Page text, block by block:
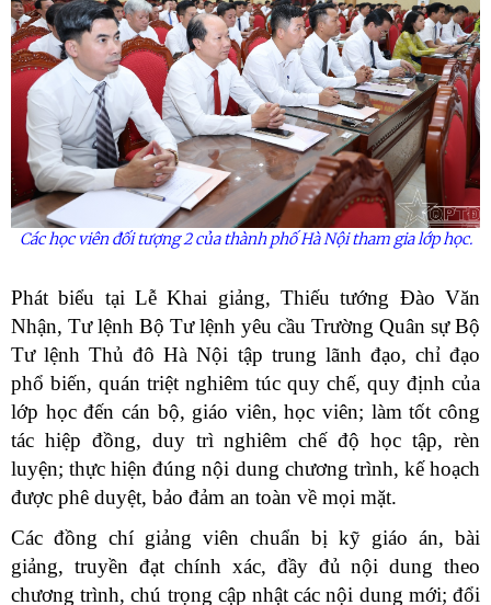
Các học viên đối tượng 2 của thành phố Hà Nội tham gia lớp học.
Phát biểu tại Lễ Khai giảng, Thiếu tướng Đào Văn
Nhận, Tư lệnh Bộ Tư lệnh yêu cầu Trường Quân sự Bộ
Tư lệnh Thủ đô Hà Nội tập trung lãnh đạo, chỉ đạo
phổ biến, quán triệt nghiêm túc quy chế, quy định của
lớp học đến cán bộ, giáo viên, học viên; làm tốt công
tác hiệp đồng, duy trì nghiêm chế độ học tập, rèn
luyện; thực hiện đúng nội dung chương trình, kế hoạch
được phê duyệt, bảo đảm an toàn về mọi mặt.
Các đồng chí giảng viên chuẩn bị kỹ giáo án, bài
giảng, truyền đạt chính xác, đầy đủ nội dung theo
chương trình, chú trọng cập nhật các nội dung mới; đổi